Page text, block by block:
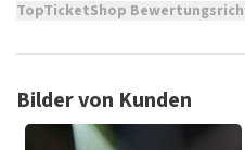
TopTicketShop
TopTicketShop sammelt
veröffentlicht. Es kann einige
Bilder von Kunden